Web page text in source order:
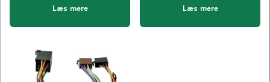
Læs mere Læs mere